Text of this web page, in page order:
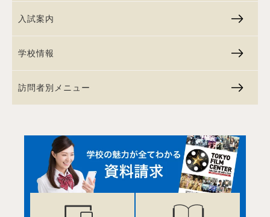
入試案内
学校情報
訪問者別メニュー